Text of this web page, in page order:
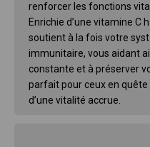
renforcer les fonctions
Enrichie d’une vitamine C
soutient à la fois votre
immunitaire, vous aidant
constante et à préserver
parfait pour ceux en
d’une vitalité accrue.